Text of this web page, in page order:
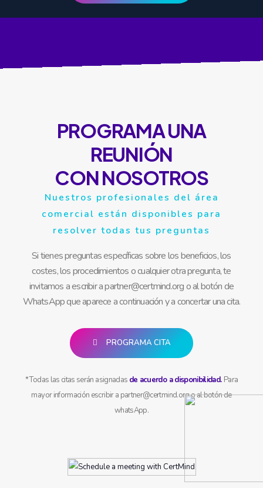
PROGRAMA UNA
REUNIÓN
CON NOSOTROS
Nuestros profesionales del área
comercial están disponibles para
resolver todas tus preguntas
Si tienes preguntas específicas sobre los beneficios, los
costes, los procedimientos o cualquier otra pregunta, te
invitamos a escribir a partner@certmind.org o al botón de
WhatsApp que aparece a continuación y a concertar una cita.
PROGRAMA CITA
* Todas las citas serán asignadas de acuerdo a disponibilidad. Para
mayor información escribir a partner@certmind.org o al botón de
whatsApp.